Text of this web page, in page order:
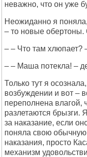
неважно, что он уже
Неожиданно я поняла,
– то новые обертоны.
– – Что там хлюпает?
– – Маша потекла! –
Только тут я
возбуждении и вот –
переполнена влагой,
разлетаются брызги.
за наказание, если
поняла свою обычную
наказания, просто
механизм